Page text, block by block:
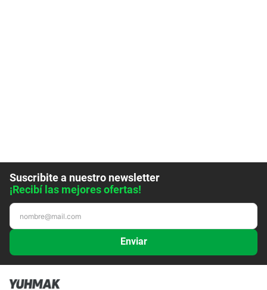
Suscribite a nuestro newsletter
¡Recibí las mejores ofertas!
Enviar